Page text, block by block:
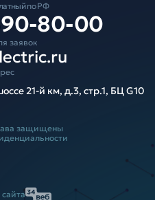
по РФ
80-00
заявок
21-й км, д.3, стр.1, БЦ G10
защищены